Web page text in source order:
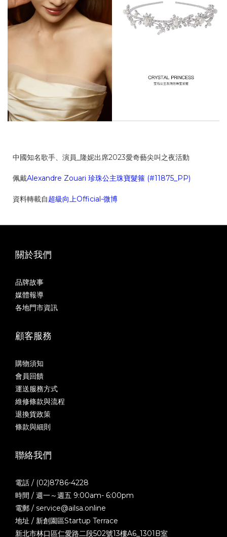
中國知名歌手、演員_隆妮出席2023愛奇藝尖叫之夜活動
佩戴Alexandre Zouari 珍珠公主珠寶髮箍 (#11875_PP)
資料轉載自超級向上Official-微博
關於我們
品牌故事
媒體報導
各地門市資訊
顧客服務
購物須知
會員回饋
運送服務方式
維修條款與流程
退換貨政策
條款與細則
聯絡我們
電話 / (02)8786-4228
時間 / 週一～週五 9:00am- 6:00pm
電郵 / service@ailsa.online
地址 / 新創園區Startup Terrace
新北市林口區仁愛路二段502號13樓A6_1301B室